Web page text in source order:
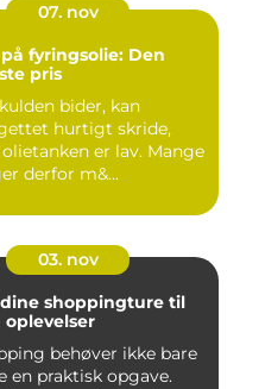
07. nov
på fyringsolie: Den
pris
bider, kan
hurtigt skride,
er lav. Mange
derfor m&...
03. nov
shoppingture til
oplevelser
behøver ikke bare
en praktisk opgave.